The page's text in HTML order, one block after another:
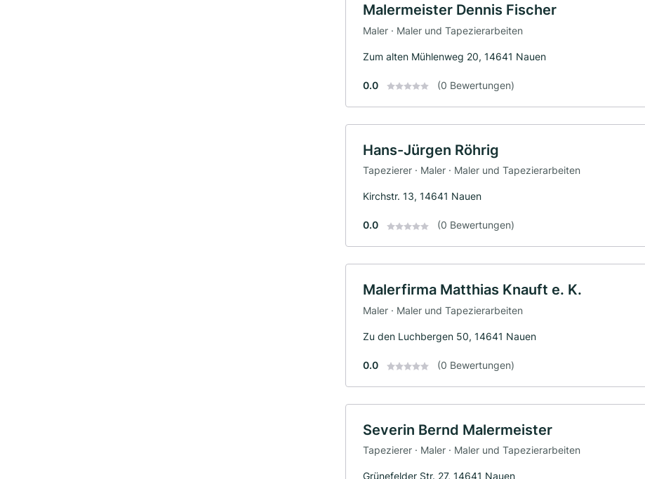
Malermeister Dennis Fischer
Maler · Maler und Tapezierarbeiten
Zum alten Mühlenweg 20, 14641 Nauen
0.0 (0 Bewertungen)
Hans-Jürgen Röhrig
Tapezierer · Maler · Maler und Tapezierarbeiten
Kirchstr. 13, 14641 Nauen
0.0 (0 Bewertungen)
Malerfirma Matthias Knauft e. K.
Maler · Maler und Tapezierarbeiten
Zu den Luchbergen 50, 14641 Nauen
0.0 (0 Bewertungen)
Severin Bernd Malermeister
Tapezierer · Maler · Maler und Tapezierarbeiten
Grünefelder Str. 27, 14641 Nauen